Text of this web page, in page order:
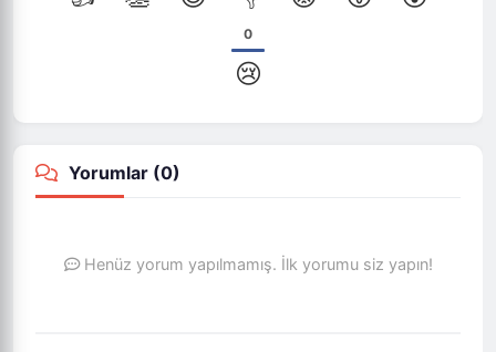
0
😢
Yorumlar (0)
Henüz yorum yapılmamış. İlk yorumu siz yapın!